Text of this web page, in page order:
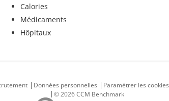
Calories
Médicaments
Hôpitaux
Données personnelles Paramétrer les cookies
© 2026 CCM Benchmark